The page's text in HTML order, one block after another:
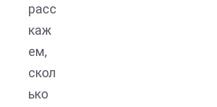
расс
каж
ем,
скол
ько